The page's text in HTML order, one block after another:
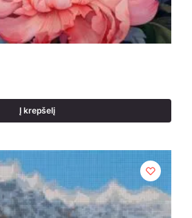
Į krepšelį